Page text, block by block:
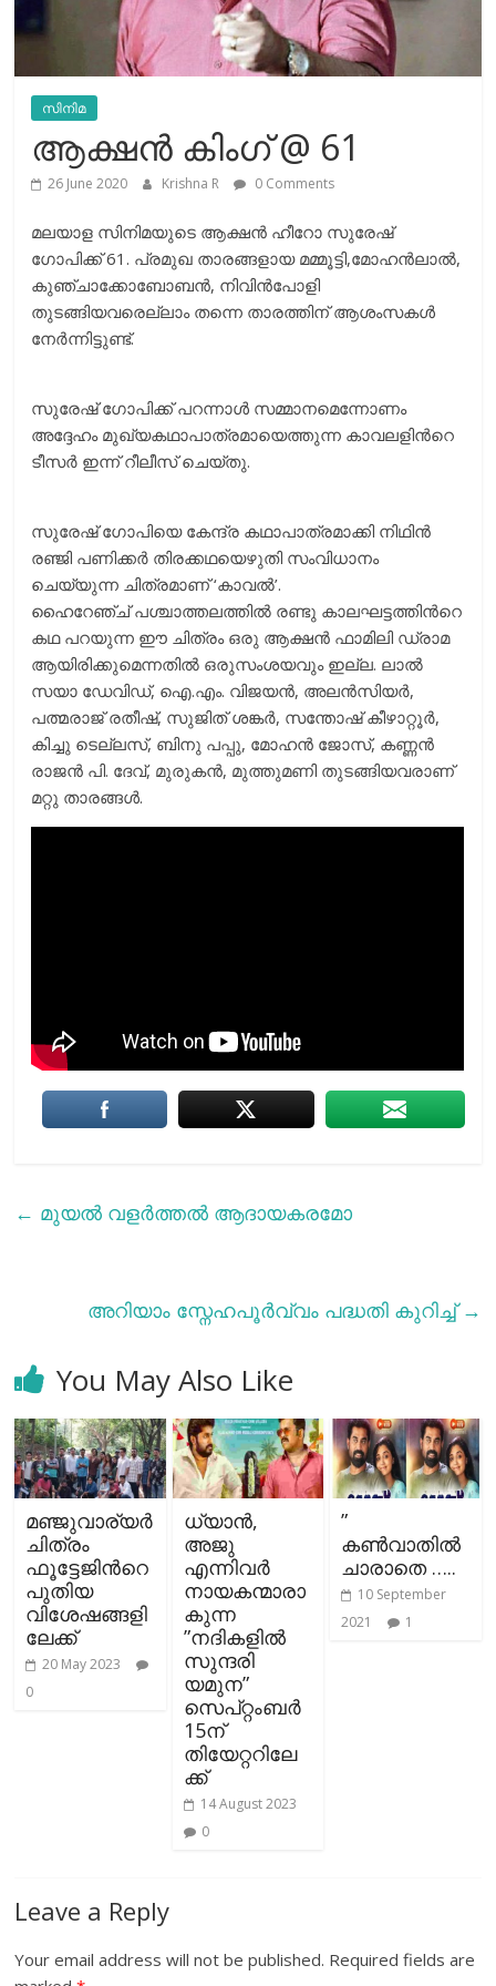
സിനിമ
ആക്ഷന്‍ കിംഗ് @ 61
26 June 2020 Krishna R 0 Comments
മലയാള സിനിമയുടെ ആക്ഷന്‍ ഹീറോ സുരേഷ്
ഗോപിക്ക് 61. പ്രമുഖ താരങ്ങളായ മമ്മൂട്ടി,മോഹന്‍ലാല്‍,
കുഞ്ചാക്കോബോബന്‍, നിവിന്‍പോളി
തുടങ്ങിയവരെല്ലാം തന്നെ താരത്തിന് ആശംസകള്‍
നേര്‍ന്നിട്ടുണ്ട്.
സുരേഷ് ഗോപിക്ക് പറന്നാള്‍ സമ്മാനമെന്നോണം
അദ്ദേഹം മുഖ്യകഥാപാത്രമായെത്തുന്ന കാവലളിന്‍റെ
ടീസര്‍ ഇന്ന് റീലീസ് ചെയ്തു.
സുരേഷ് ഗോപിയെ കേന്ദ്ര കഥാപാത്രമാക്കി നിഥിൻ
രഞ്ജി പണിക്കർ തിരക്കഥയെഴുതി സംവിധാനം
ചെയ്യുന്ന ചിത്രമാണ് ‘കാവല്‍’.
ഹൈറേഞ്ച് പശ്ചാത്തലത്തിൽ രണ്ടു കാലഘട്ടത്തിന്‍റെ
കഥ പറയുന്ന ഈ ചിത്രം ഒരു ആക്ഷൻ ഫാമിലി ഡ്രാമ
ആയിരിക്കുമെന്നതില്‍ ഒരുസംശയവും ഇല്ല. ലാൽ
സയാ ഡേവിഡ്, ഐ.എം. വിജയൻ, അലൻസിയർ,
പത്മരാജ് രതീഷ്, സുജിത് ശങ്കർ, സന്തോഷ് കീഴാറ്റൂർ,
കിച്ചു ടെല്ലസ്, ബിനു പപ്പു, മോഹൻ ജോസ്, കണ്ണൻ
രാജൻ പി. ദേവ്, മുരുകൻ, മുത്തുമണി തുടങ്ങിയവരാണ്
മറ്റു താരങ്ങൾ.
← മുയല്‍ വളര്‍ത്തല്‍ ആദായകരമോ
അറിയാം സ്നേഹപൂര്‍വ്വം പദ്ധതി കുറിച്ച്→
You May Also Like
മഞ്ജുവാര്യർ
ചിത്രം
ഫൂട്ടേജിന്‍റെ
പുതിയ
വിശേഷങ്ങളി
ലേക്ക്
20 May 2023
0
ധ്യാന്‍,
അജു
എന്നിവര്‍
നായകന്മാരാ
കുന്ന
”നദികളില്‍
സുന്ദരി
യമുന”
സെപ്‌റ്റംബർ
15ന്
തിയേറ്ററിലേ
ക്ക്
14 August 2023
0
”
കൺവാതിൽ
ചാരാതെ …..
10 September
2021
1
Leave a Reply
Your email address will not be published. Required fields are